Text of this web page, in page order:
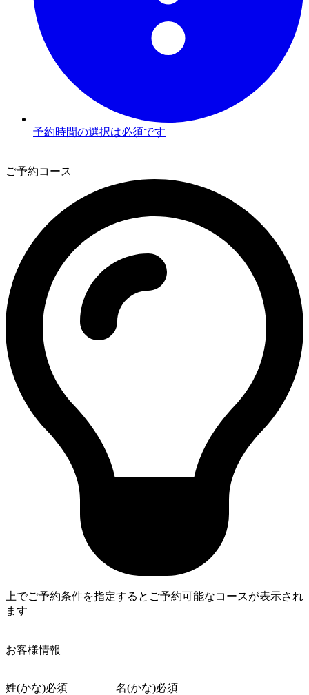
予約時間の選択は必須です
ご予約コース
上でご予約条件を指定するとご予約可能なコースが表示され
ます
お客様情報
姓(かな)必須 名(かな)必須